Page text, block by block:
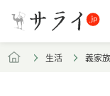
生活 義家